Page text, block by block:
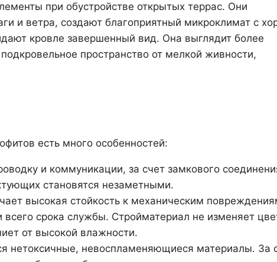
при обустройстве открытых террас. Они
и ветра, создают благоприятный микроклимат с
кровле завершенный вид. Она выглядит более
пространство от мелкой живности,
есть много особенностей:
и коммуникации, за счет замкового
становятся незаметными.
высокая стойкость к механическим
срока службы. Стройматериал не изменяет
от высокой влажности.
нетоксичные, невоспламеняющиеся материалы. За